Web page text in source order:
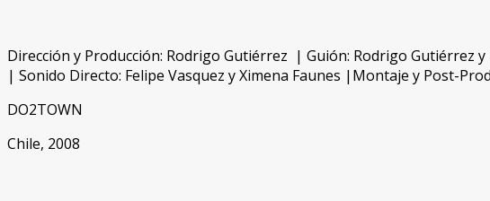
Dirección y Producción: Rodrigo Gutiérrez | Guión: Rodrigo Gutiérrez
| Sonido Directo: Felipe Vasquez y Ximena Faunes |Montaje y Post-
DO2TOWN
Chile, 2008